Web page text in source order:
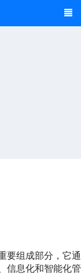
要组成部分，它通
信息化和智能化管